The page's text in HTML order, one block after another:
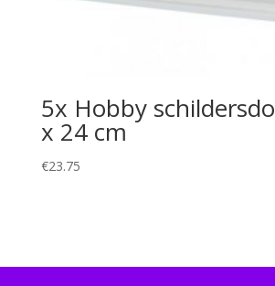
5x Hobby
x 24 cm
€23.75